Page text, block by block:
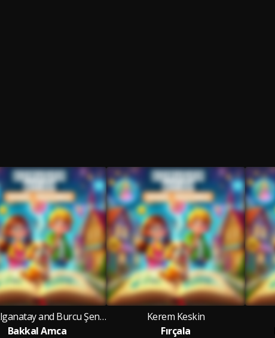
Evren Alganatay and Burcu Şenol
Bakkal Amca
Kerem Keskin
Fırçala